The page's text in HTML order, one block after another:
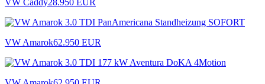
VW Amarok62.950 EUR